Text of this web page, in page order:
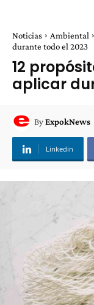
Noticias Ambiental
durante todo el 2023
12
aplicar
ByExpokNews
Linkedin